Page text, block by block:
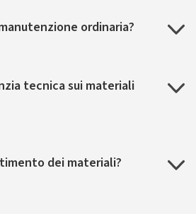
ordinaria?
tecnica sui materiali
dei materiali?